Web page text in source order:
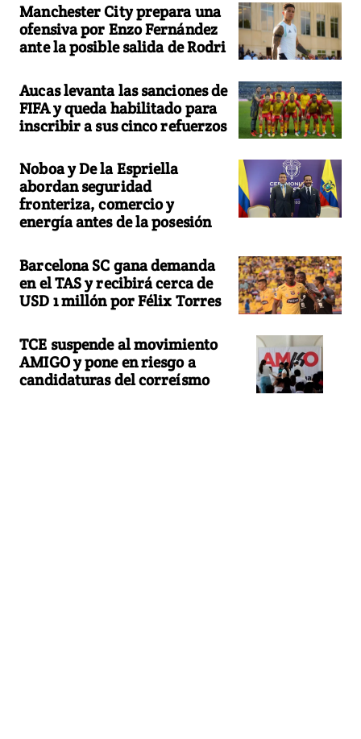
Manchester City prepara una
ofensiva por Enzo Fernández
ante la posible salida de Rodri
Aucas levanta las sanciones de
FIFA y queda habilitado para
inscribir a sus cinco refuerzos
Noboa y De la Espriella
abordan seguridad
fronteriza, comercio y
energía antes de la posesión
Barcelona SC gana demanda
en el TAS y recibirá cerca de
USD 1 millón por Félix Torres
TCE suspende al movimiento
AMIGO y pone en riesgo a
candidaturas del correísmo